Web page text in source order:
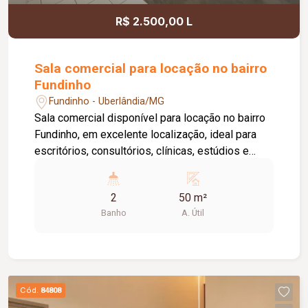
R$ 2.500,00 L
Sala comercial para locação no bairro
Fundinho
Fundinho - Uberlândia/MG
Sala comercial disponível para locação no bairro
Fundinho, em excelente localização, ideal para
escritórios, consultórios, clínicas, estúdios e
aproximadamente 50 m², forro em gesso, copa,
ponto de água, interfone e acesso por senha,
oferecendo praticidade e funcionalidade para o
banheiros feminino e masculino com
acessibilidade, controle de acesso facial, água
2
Banho
50 m²
A. Útil
Cód. 84808